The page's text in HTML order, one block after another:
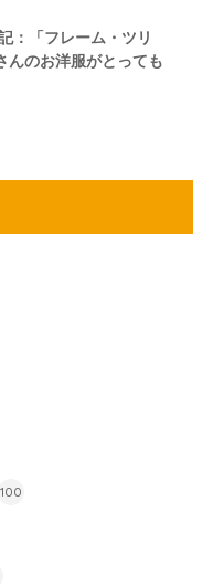
：「フレーム・ツリ
んのお洋服がとっても
100